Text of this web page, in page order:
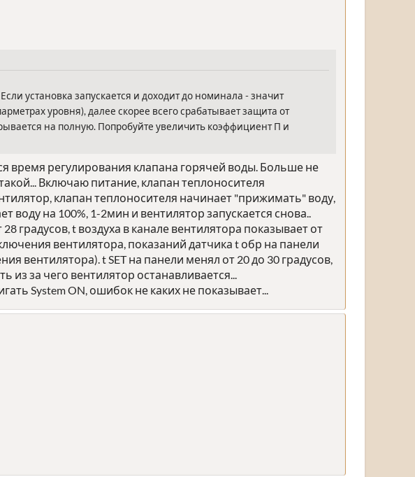
установка запускается и доходит до номинала - значит
уровня), далее скорее всего срабатывает защита от
на полную. Попробуйте увеличить коэффициент П и
время регулирования клапана горячей воды. Больше не
Включаю питание, клапан теплоносителя
клапан теплоносителя начинает "прижимать" воду,
воду на 100%, 1-2мин и вентилятор запускается снова..
градусов, t воздуха в канале вентилятора показывает от
вентилятора, показаний датчика t обр на панели
вентилятора). t SET на панели менял от 20 до 30 градусов,
из за чего вентилятор останавливается...
System ON, ошибок не каких не показывает...